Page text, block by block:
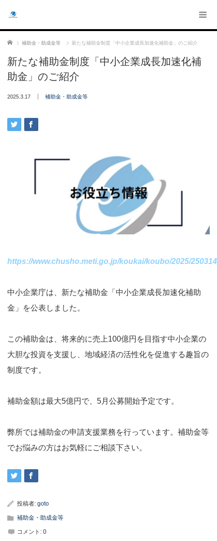
ホーム 補助金・助成金等 新たな補助金制度「中小企業成長加速化補助金」のご紹介
新たな補助金制度「中小企業成長加速化補
助金」のご紹介
2025.3.17 補助金・助成金等
https://www.chusho.meti.go.jp/koukai/koubo/2025/
中小企業庁は、新たな補助金「中小企業成長加速化補助
金」を公表しました。
この補助金は、将来的に売上100億円を目指す中小企業の
大胆な投資を支援し、地域経済の活性化を促進する趣旨の
制度です。
補助金額は最大5億円で、5月公募開始予定です。
弊所では補助金の申請支援業務を行っています。補助金等
でお悩みの方はお気軽にご相談下さい。
投稿者: goto
補助金・助成金等
コメント: 0